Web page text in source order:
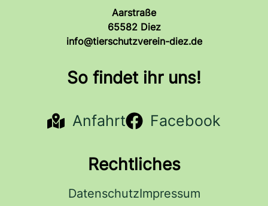
Aarstraße
65582 Diez
info@tierschutzverein-diez.de
So findet ihr uns!
Anfahrt Facebook
Rechtliches
DatenschutzImpressum